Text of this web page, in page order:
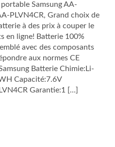
Samsung AA-
PLVN4CR, Grand choix de
à des prix à couper le
en ligne! Batterie 100%
avec des composants
aux normes CE
Batterie Chimie:Li-
Capacité:7.6V
Garantie:1 […]